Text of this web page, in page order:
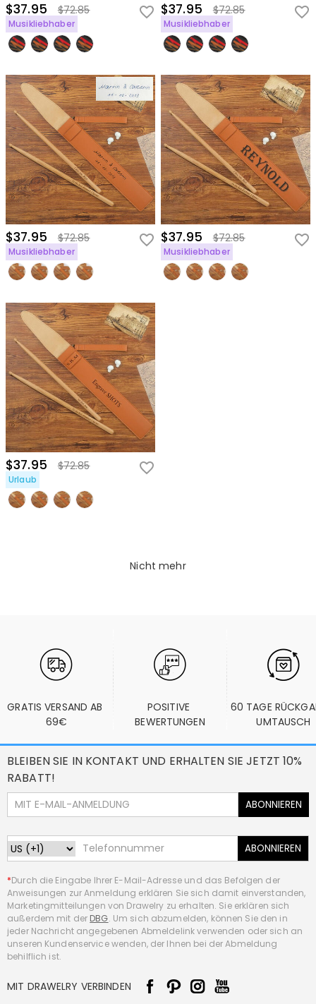
$37.95 $72.85
Musikliebhaber
$37.95 $72.85
Musikliebhaber
$37.95 $72.85
Musikliebhaber
$37.95 $72.85
Musikliebhaber
$37.95 $72.85
Urlaub
Nicht mehr
GRATIS VERSAND AB
69€
POSITIVE
BEWERTUNGEN
60 TAGE
UMTAUSCH
BLEIBEN SIE IN KONTAKT UND ERHALTEN SIE JETZT 10%
RABATT!
ABONNIEREN
ABONNIEREN
*Durch die Eingabe Ihrer E-Mail-Adresse und das Befolgen der
Anweisungen zur Anmeldung erklären Sie sich damit einverstanden,
Marketingmitteilungen von Drawelry zu erhalten. Sie erklären sich
außerdem mit der DBG. Um sich abzumelden, können Sie den in
jeder Nachricht angegebenen Abmeldelink verwenden oder sich an
unseren Kundenservice wenden, der Ihnen bei der Abmeldung
behilflich ist.
MIT DRAWELRY VERBINDEN